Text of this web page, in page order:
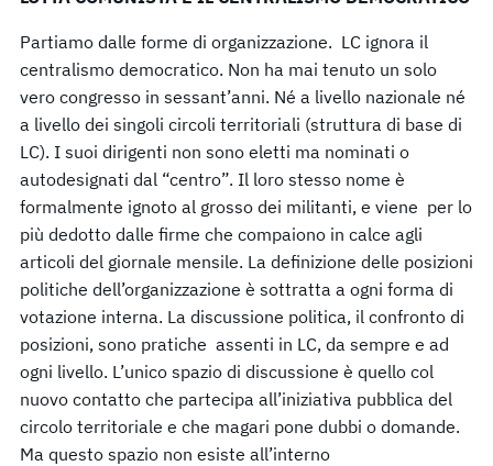
Partiamo dalle forme di organizzazione. LC ignora il
centralismo democratico. Non ha mai tenuto un solo
vero congresso in sessant’anni. Né a livello nazionale né
a livello dei singoli circoli territoriali (struttura di base di
LC). I suoi dirigenti non sono eletti ma nominati o
autodesignati dal “centro”. Il loro stesso nome è
formalmente ignoto al grosso dei militanti, e viene per lo
più dedotto dalle firme che compaiono in calce agli
articoli del giornale mensile. La definizione delle posizioni
politiche dell’organizzazione è sottratta a ogni forma di
votazione interna. La discussione politica, il confronto di
posizioni, sono pratiche assenti in LC, da sempre e ad
ogni livello. L’unico spazio di discussione è quello col
nuovo contatto che partecipa all’iniziativa pubblica del
circolo territoriale e che magari pone dubbi o domande.
Ma questo spazio non esiste all’interno